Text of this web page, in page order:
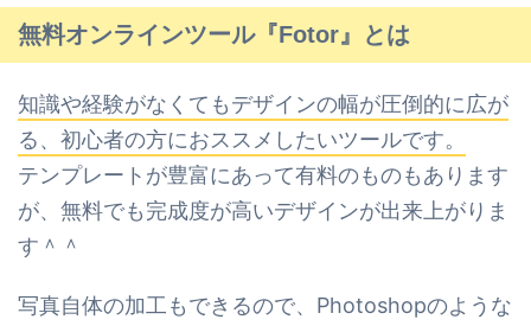
無料オンラインツール『Fotor』とは
知識や経験がなくてもデザインの幅が圧倒的に広が
る、初心者の方におススメしたいツールです。
テンプレートが豊富にあって有料のものもあります
が、無料でも完成度が高いデザインが出来上がりま
す＾＾
写真自体の加工もできるので、Photoshopのような